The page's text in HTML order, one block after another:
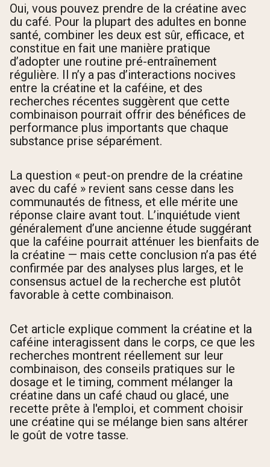
Oui, vous pouvez prendre de la créatine avec
du café. Pour la plupart des adultes en bonne
santé, combiner les deux est sûr, efficace, et
constitue en fait une manière pratique
d’adopter une routine pré-entraînement
régulière. Il n’y a pas d’interactions nocives
entre la créatine et la caféine, et des
recherches récentes suggèrent que cette
combinaison pourrait offrir des bénéfices de
performance plus importants que chaque
substance prise séparément.
La question « peut-on prendre de la créatine
avec du café » revient sans cesse dans les
communautés de fitness, et elle mérite une
réponse claire avant tout. L’inquiétude vient
généralement d’une ancienne étude suggérant
que la caféine pourrait atténuer les bienfaits de
la créatine — mais cette conclusion n’a pas été
confirmée par des analyses plus larges, et le
consensus actuel de la recherche est plutôt
favorable à cette combinaison.
Cet article explique comment la créatine et la
caféine interagissent dans le corps, ce que les
recherches montrent réellement sur leur
combinaison, des conseils pratiques sur le
dosage et le timing, comment mélanger la
créatine dans un café chaud ou glacé, une
recette prête à l'emploi, et comment choisir
une créatine qui se mélange bien sans altérer
le goût de votre tasse.